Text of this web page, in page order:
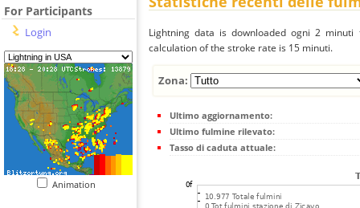
For Participants
Login
Animation
Lightning data is downloaded ogni 2
calculation of the stroke rate is 15 minuti.
Zona:
Ultimo aggiornamento:
Ultimo fulmine rilevato:
Tasso di caduta attuale: